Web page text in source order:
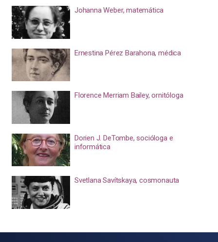
Johanna Weber, matemática
Ernestina Pérez Barahona, médica
Florence Merriam Bailey, ornitóloga
Dorien J. DeTombe, socióloga e
informática
Svetlana Savítskaya, cosmonauta